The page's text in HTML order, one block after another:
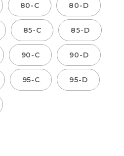
80-C 80-D
85-C 85-D
90-C 90-D
95-C 95-D